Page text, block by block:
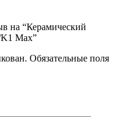
на “Керамический
Max”
Обязательные поля